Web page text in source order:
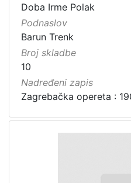
Doba Irme Polak
Podnaslov
Barun Trenk
Broj skladbe
10
Nadređeni zapis
Zagrebačka opereta :